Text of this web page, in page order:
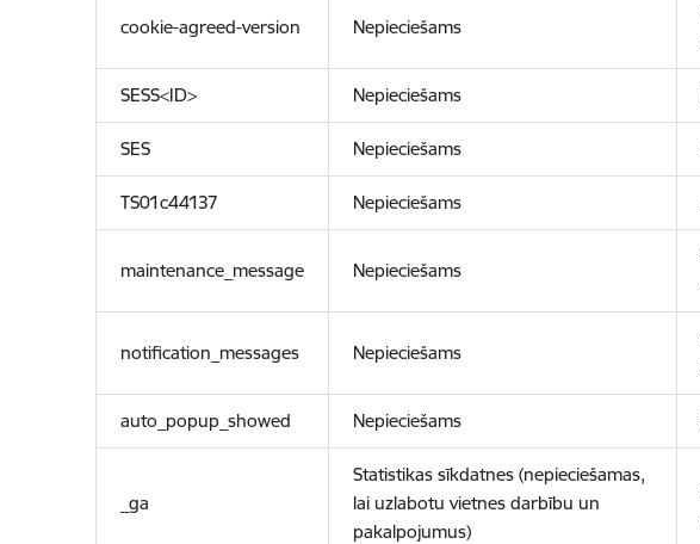
cookie-agreed-version Nepieciešams
SESS<ID> Nepieciešams
SES Nepieciešams
TS01c44137 Nepieciešams
maintenance_message Nepieciešams
notification_messages Nepieciešams
auto_popup_showed Nepieciešams
_ga
Statistikas sīkdatnes (nepieciešamas,
lai uzlabotu vietnes darbību un
pakalpojumus)